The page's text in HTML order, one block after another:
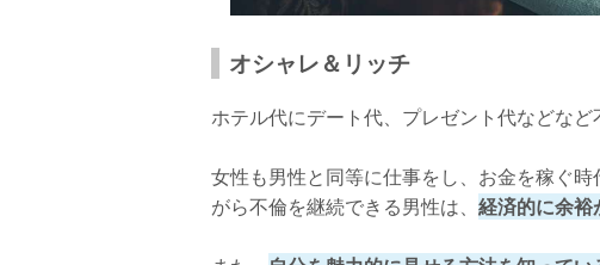
オシャレ＆リッチ
ホテル代にデート代、プレゼント代などなど
女性も男性と同等に仕事をし、お金を稼ぐ
がら不倫を継続できる男性は、 経済的に余裕